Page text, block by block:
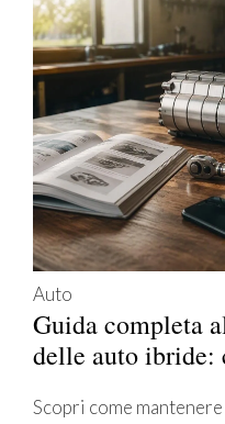
Auto
Guida completa
delle auto
Scopri come